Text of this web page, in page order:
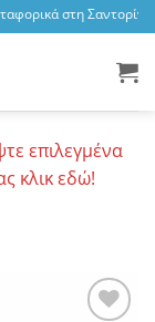
στη
επιλεγμένα
κλικ εδώ!